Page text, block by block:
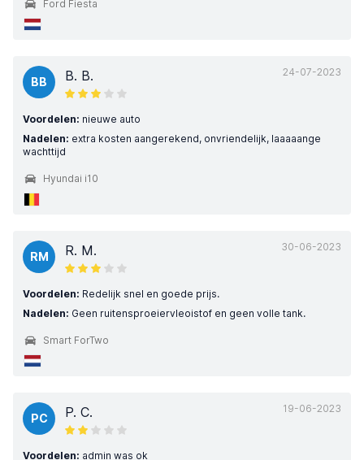
Ford Fiesta
24-07-2023
BB B. B.
Voordelen: nieuwe auto
Nadelen: extra kosten aangerekend, onvriendelijk, laaaaange
wachttijd
Hyundai i10
30-06-2023
RM R. M.
Voordelen: Redelijk snel en goede prijs.
Nadelen: Geen ruitensproeiervleoistof en geen volle tank.
Smart ForTwo
19-06-2023
PC P. C.
Voordelen: admin was ok